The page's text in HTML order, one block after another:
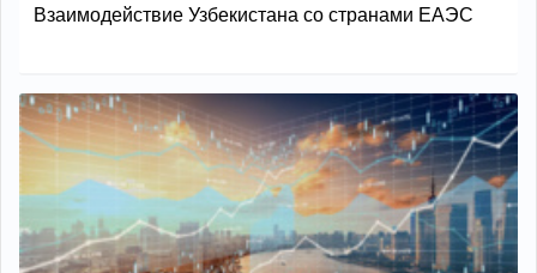
Взаимодействие Узбекистана со странами ЕАЭС